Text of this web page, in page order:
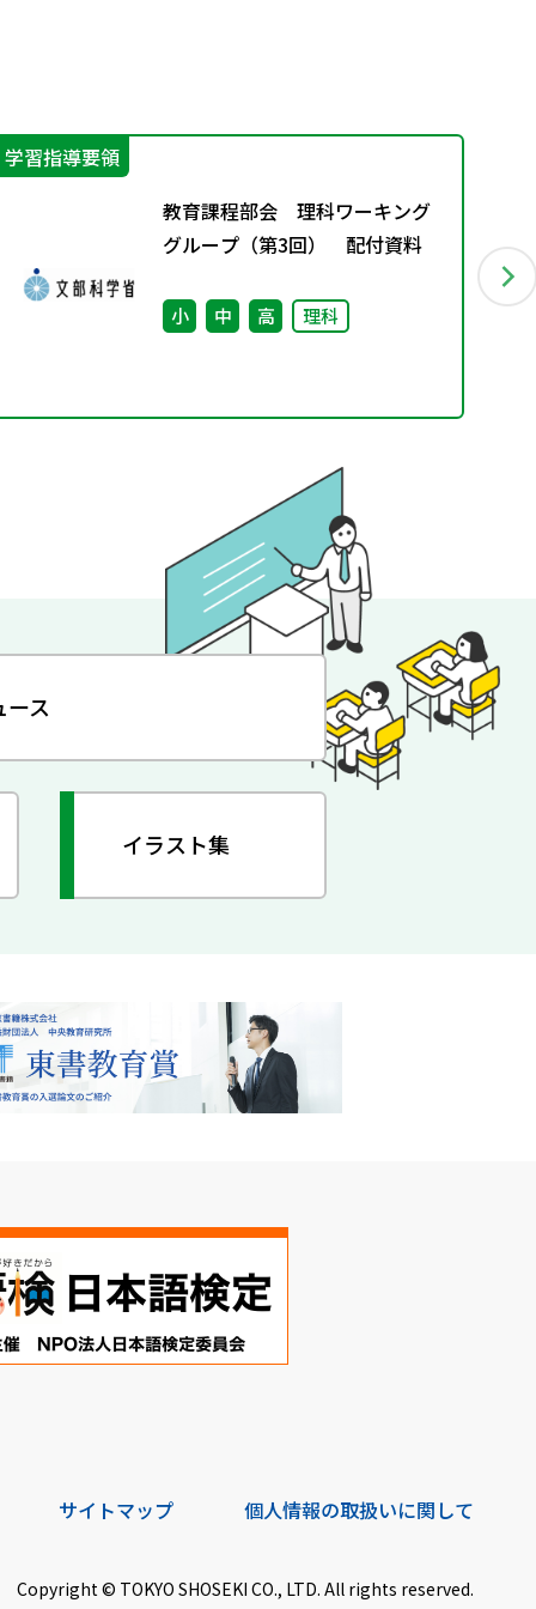
学習指導要領
教育課程部会 理科ワーキング
グループ（第3回） 配付資料
小 中 高 理科
ース
イラスト集
サイトマップ 個人情報の取扱いに関して
Copyright © TOKYO SHOSEKI CO., LTD. All rights reserved.